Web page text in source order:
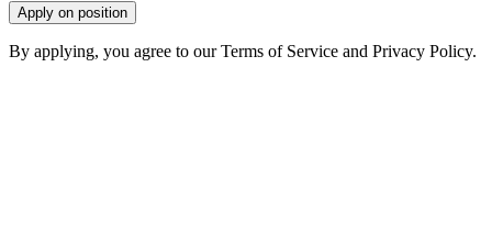
Apply on position
By applying, you agree to our Terms of Service and Privacy Policy.